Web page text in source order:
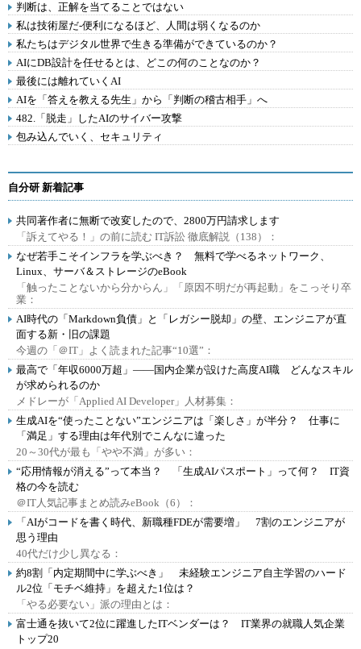
判断は、正解を当てることではない
私は技術屋だ-便利になるほど、人間は弱くなるのか
私たちはデジタル世界で生きる準備ができているのか？
AIにDB設計を任せるとは、どこの何のことなのか？
最後には離れていくAI
AIを「答えを教える先生」から「判断の稽古相手」へ
482.「脱走」したAIのサイバー攻撃
包み込んでいく、セキュリティ
自分研 新着記事
共同著作者に無断で改変したので、2800万円請求します
「訴えてやる！」の前に読む IT訴訟 徹底解説（138）：
なぜ若手こそインフラを学ぶべき？ 無料で学べるネットワーク、
Linux、サーバ＆ストレージのeBook
「触ったことないから分からん」「原因不明だが再起動」をこっそり卒
業：
AI時代の「Markdown負債」と「レガシー脱却」の壁、エンジニアが直
面する新・旧の課題
今週の「＠IT」よく読まれた記事“10選”：
最高で「年収6000万超」――国内企業が設けた高度AI職 どんなスキル
が求められるのか
メドレーが「Applied AI Developer」人材募集：
生成AIを“使ったことない”エンジニアは「楽しさ」が半分？ 仕事に
「満足」する理由は年代別でこんなに違った
20～30代が最も「やや不満」が多い：
“応用情報が消える”って本当？ 「生成AIパスポート」って何？ IT資
格の今を読む
＠IT人気記事まとめ読みeBook（6）：
「AIがコードを書く時代、新職種FDEが需要増」 7割のエンジニアが
思う理由
40代だけ少し異なる：
約8割「内定期間中に学ぶべき」 未経験エンジニア自主学習のハード
ル2位「モチベ維持」を超えた1位は？
「やる必要ない」派の理由とは：
富士通を抜いて2位に躍進したITベンダーは？ IT業界の就職人気企業
トップ20